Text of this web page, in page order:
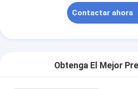
Contactar ahora
Obtenga El Mejor